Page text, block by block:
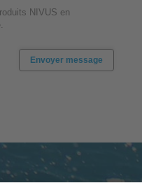
NIVUS en
Envoyer message